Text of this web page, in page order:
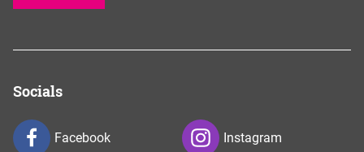
Socials
Facebook Instagram